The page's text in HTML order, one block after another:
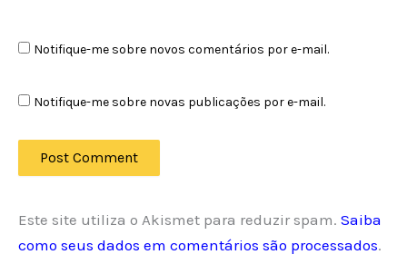
Notifique-me sobre novos comentários por e-mail.
Notifique-me sobre novas publicações por e-mail.
Este site utiliza o Akismet para reduzir spam. Saiba
como seus dados em comentários são processados.